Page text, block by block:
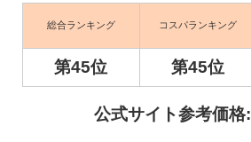
総合ランキング コスパランキング
第45位 第45位
公式サイト参考価格: